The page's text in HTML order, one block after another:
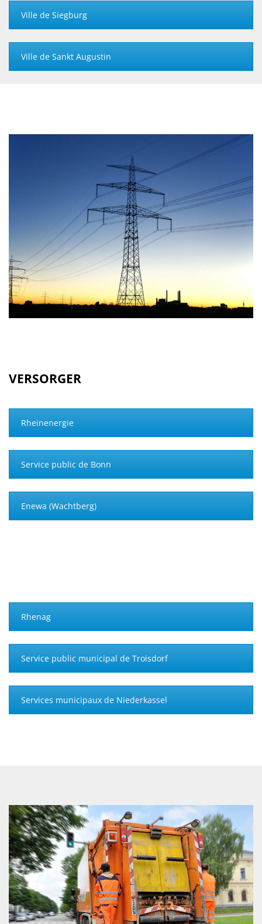
Ville de Siegburg
Ville de Sankt Augustin
VERSORGER
Rheinenergie
Service public de Bonn
Enewa (Wachtberg)
Rhenag
Service public municipal de Troisdorf
Services municipaux de Niederkassel